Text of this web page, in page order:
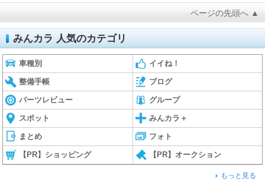
ページの先頭へ ▲
みんカラ 人気のカテゴリ
車種別 イイね！
整備手帳 ブログ
パーツレビュー グループ
スポット みんカラ＋
まとめ フォト
【PR】ショッピング 【PR】オークション
もっと見る